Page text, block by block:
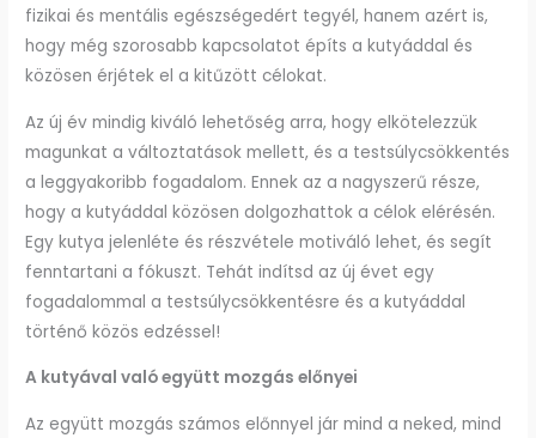
fizikai és mentális egészségedért tegyél, hanem azért is,
hogy még szorosabb kapcsolatot építs a kutyáddal és
közösen érjétek el a kitűzött célokat.
Az új év mindig kiváló lehetőség arra, hogy elkötelezzük
magunkat a változtatások mellett, és a testsúlycsökkentés
a leggyakoribb fogadalom. Ennek az a nagyszerű része,
hogy a kutyáddal közösen dolgozhattok a célok elérésén.
Egy kutya jelenléte és részvétele motiváló lehet, és segít
fenntartani a fókuszt. Tehát indítsd az új évet egy
fogadalommal a testsúlycsökkentésre és a kutyáddal
történő közös edzéssel!
A kutyával való együtt mozgás előnyei
Az együtt mozgás számos előnnyel jár mind a neked, mind